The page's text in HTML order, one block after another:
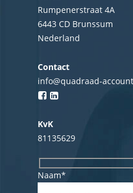
Rumpenerstraat 4A
6443 CD Brunssum
Nederland
Contact
info@quadraad-
KvK
81135629
Naam*